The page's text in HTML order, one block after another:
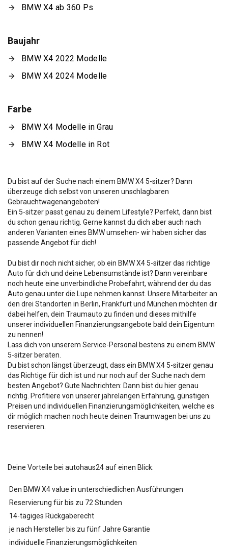
BMW X4 ab 360 Ps
Baujahr
BMW X4 2022 Modelle
BMW X4 2024 Modelle
Farbe
BMW X4 Modelle in Grau
BMW X4 Modelle in Rot
Du bist auf der Suche nach einem BMW X4 5-sitzer? Dann
überzeuge dich selbst von unseren unschlagbaren
Gebrauchtwagenangeboten!
Ein 5-sitzer passt genau zu deinem Lifestyle? Perfekt, dann bist
du schon genau richtig. Gerne kannst du dich aber auch nach
anderen Varianten eines BMW umsehen- wir haben sicher das
passende Angebot für dich!
Du bist dir noch nicht sicher, ob ein BMW X4 5-sitzer das richtige
Auto für dich und deine Lebensumstände ist? Dann vereinbare
noch heute eine unverbindliche Probefahrt, während der du das
Auto genau unter die Lupe nehmen kannst. Unsere Mitarbeiter an
den drei Standorten in Berlin, Frankfurt und München möchten dir
dabei helfen, dein Traumauto zu finden und dieses mithilfe
unserer individuellen Finanzierungsangebote bald dein Eigentum
zu nennen!
Lass dich von unserem Service-Personal bestens zu einem BMW
5-sitzer beraten.
Du bist schon längst überzeugt, dass ein BMW X4 5-sitzer genau
das Richtige für dich ist und nur noch auf der Suche nach dem
besten Angebot? Gute Nachrichten: Dann bist du hier genau
richtig. Profitiere von unserer jahrelangen Erfahrung, günstigen
Preisen und individuellen Finanzierungsmöglichkeiten, welche es
dir möglich machen noch heute deinen Traumwagen bei uns zu
reservieren.
Deine Vorteile bei autohaus24 auf einen Blick:
Den BMW X4 value in unterschiedlichen Ausführungen
Reservierung für bis zu 72 Stunden
14-tägiges Rückgaberecht
je nach Hersteller bis zu fünf Jahre Garantie
individuelle Finanzierungsmöglichkeiten